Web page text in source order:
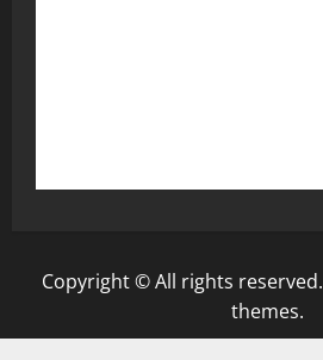
Copyright © All rights reserved.
themes.